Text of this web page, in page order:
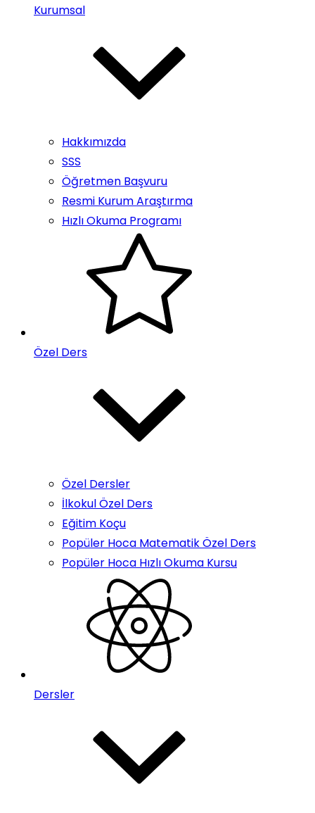
Kurumsal
Hakkımızda
SSS
Öğretmen Başvuru
Resmi Kurum Araştırma
Hızlı Okuma Programı
Özel Ders
Özel Dersler
İlkokul Özel Ders
Eğitim Koçu
Popüler Hoca Matematik Özel Ders
Popüler Hoca Hızlı Okuma Kursu
Dersler